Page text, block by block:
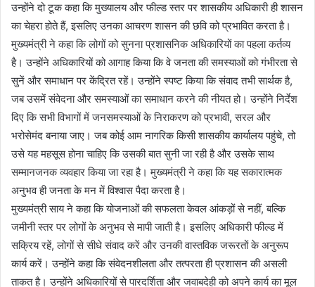
उन्होंने दो टूक कहा कि मुख्यालय और फील्ड स्तर पर शासकीय अधिकारी ही शासन
का चेहरा होते हैं, इसलिए उनका आचरण शासन की छवि को प्रभावित करता है।
मुख्यमंत्री ने कहा कि लोगों को सुनना प्रशासनिक अधिकारियों का पहला कर्तव्य
है। उन्होंने अधिकारियों को आगाह किया कि वे जनता की समस्याओं को गंभीरता से
सुनें और समाधान पर केंद्रित रहें। उन्होंने स्पष्ट किया कि संवाद तभी सार्थक है,
जब उसमें संवेदना और समस्याओं का समाधान करने की नीयत हो। उन्होंने निर्देश
दिए कि सभी विभागों में जनसमस्याओं के निराकरण को प्रभावी, सरल और
भरोसेमंद बनाया जाए। जब कोई आम नागरिक किसी शासकीय कार्यालय पहुंचे, तो
उसे यह महसूस होना चाहिए कि उसकी बात सुनी जा रही है और उसके साथ
सम्मानजनक व्यवहार किया जा रहा है। मुख्यमंत्री ने कहा कि यह सकारात्मक
अनुभव ही जनता के मन में विश्वास पैदा करता है।
मुख्यमंत्री साय ने कहा कि योजनाओं की सफलता केवल आंकड़ों से नहीं, बल्कि
जमीनी स्तर पर लोगों के अनुभव से मापी जाती है। इसलिए अधिकारी फील्ड में
सक्रिय रहें, लोगों से सीधे संवाद करें और उनकी वास्तविक जरूरतों के अनुरूप
कार्य करें। उन्होंने कहा कि संवेदनशीलता और तत्परता ही प्रशासन की असली
ताकत है। उन्होंने अधिकारियों से पारदर्शिता और जवाबदेही को अपने कार्य का मूल